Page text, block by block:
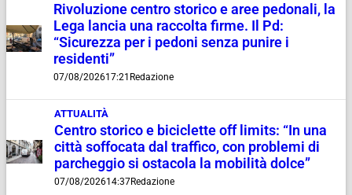
Rivoluzione centro storico e aree pedonali, la
Lega lancia una raccolta firme. Il Pd:
“Sicurezza per i pedoni senza punire i
residenti”
07/08/202617:21 Redazione
ATTUALITÀ
Centro storico e biciclette off limits: “In una
città soffocata dal traffico, con problemi di
parcheggio si ostacola la mobilità dolce”
07/08/202614:37Redazione